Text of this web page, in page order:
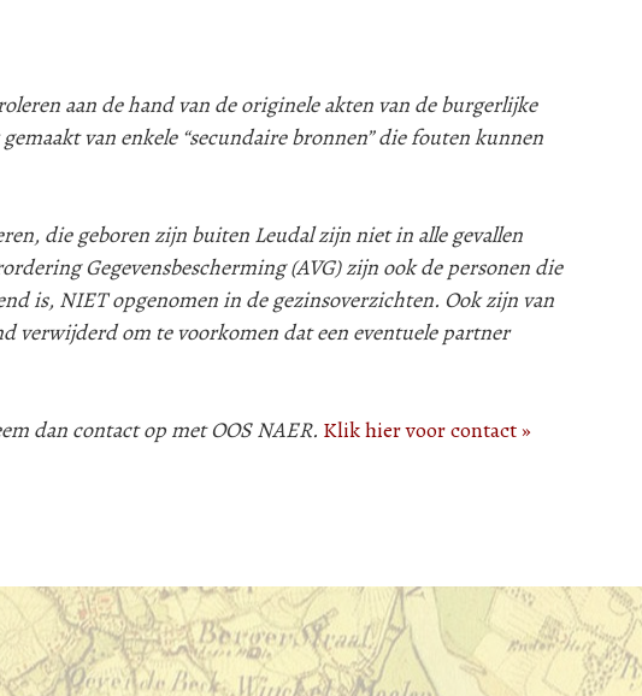
aan de hand van de originele akten van de burgerlijke
van enkele “secundaire bronnen” die fouten kunnen
die geboren zijn buiten Leudal zijn niet in alle gevallen
Gegevensbescherming (AVG) zijn ook de personen die
is, NIET opgenomen in de gezinsoverzichten. Ook zijn van
verwijderd om te voorkomen dat een eventuele partner
dan contact op met OOS NAER. Klik hier voor contact »